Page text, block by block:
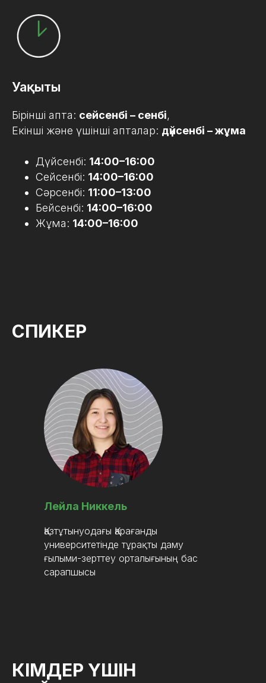
Уақыты
Бірінші апта: сейсенбі – сенбі,
Екінші және үшінші апталар: дүйсенбі – жұма
Дүйсенбі: 14:00–16:00
Сейсенбі: 14:00–16:00
Сәрсенбі: 11:00–13:00
Бейсенбі: 14:00–16:00
Жұма: 14:00–16:00
СПИКЕР
Лейла Никкель
Қазтұтынуодағы Қарағанды
университетінде тұрақты даму
ғылыми-зерттеу орталығының бас
сарапшысы
КІМДЕР ҮШІН